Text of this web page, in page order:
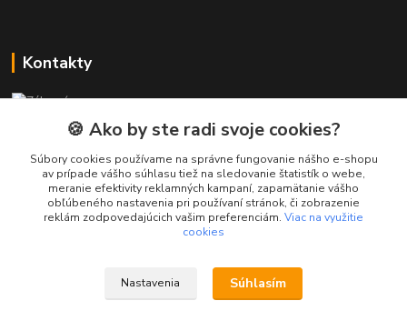
Kontakty
+421 911 010 560
Po-Pia, 13-17 hod.
info@presmartfon.sk
🍪 Ako by ste radi svoje cookies?
Súbory cookies používame na správne fungovanie nášho e-shopu
av prípade vášho súhlasu tiež na sledovanie štatistík o webe,
meranie efektivity reklamných kampaní, zapamätanie vášho
obľúbeného nastavenia pri používaní stránok, či zobrazenie
reklám zodpovedajúcich vašim preferenciám. Viac na využitie
cookies
Nastavenia Súhlasím